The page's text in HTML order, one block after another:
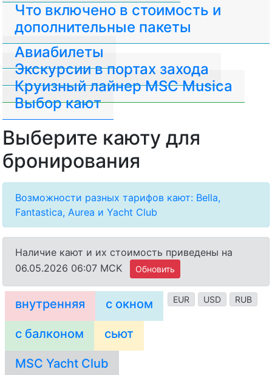
Авиабилеты
Что включено в стоимость и
дополнительные пакеты
Экскурсии в портах захода
Круизный лайнер MSC Musica
Выбор кают
Выберите каюту для
бронирования
Возможности разных тарифов кают: Bella,
Fantastica, Aurea и Yacht Club
Наличие кают и их стоимость приведены на
06.05.2026 06:07 MCK
Обновить
EUR USD RUB
внутренняя с окном
с балконом сьют
MSC Yacht Club